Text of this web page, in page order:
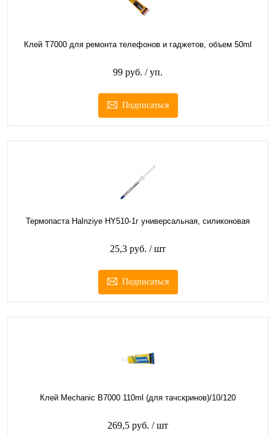
Клей T7000 для ремонта телефонов и гаджетов, объем 50ml
99 руб. / уп.
Подписаться
Термопаста Halnziye HY510-1г универсальная, силиконовая
25,3 руб. / шт
Подписаться
Клей Mechanic B7000 110ml (для тачскринов)/10/120
269,5 руб. / шт